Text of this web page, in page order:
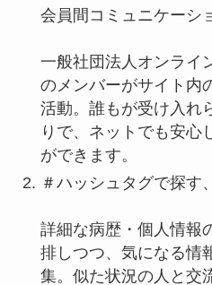
会員間コミュニケーシ
一般社団法人オンライ
のメンバーがサイト内
活動。誰もが受け入れ
りで、ネットでも安心
ができます。
＃ハッシュタグで探す
詳細な病歴・個人情報
排しつつ、気になる情
集。似た状況の人と交